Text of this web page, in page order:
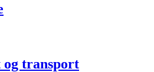
og transport